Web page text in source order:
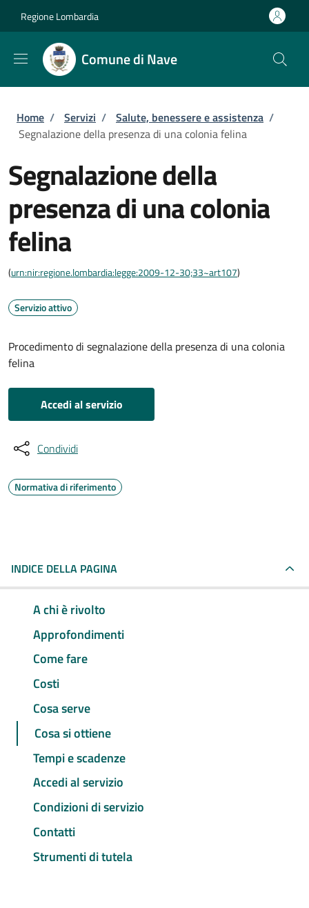
Regione Lombardia
Comune di Nave
Briciole di pane
Home / Servizi / Salute, benessere e assistenza /
Segnalazione della presenza di una colonia felina
Segnalazione della
presenza di una colonia
felina
(urn:nir:regione.lombardia:legge:2009-12-30;33~art107)
Servizio attivo
Procedimento di segnalazione della presenza di una colonia
felina
Accedi al servizio
Condividi
Normativa di riferimento
INDICE DELLA PAGINA
A chi è rivolto
Approfondimenti
Come fare
Costi
Cosa serve
Cosa si ottiene
Tempi e scadenze
Accedi al servizio
Condizioni di servizio
Contatti
Strumenti di tutela